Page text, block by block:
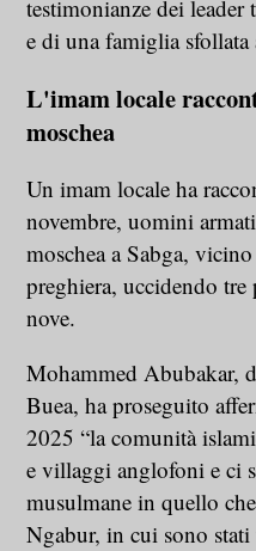
testimonianze dei
e di una famiglia sfollata
L'imam locale
moschea
Un imam locale ha
novembre, uomini
moschea a Sabga,
preghiera, uccidendo tre
nove.
Mohammed Abubakar,
Buea, ha proseguito
2025 “la comunità
e villaggi anglofoni e ci
musulmane in quello
Ngabur, in cui sono